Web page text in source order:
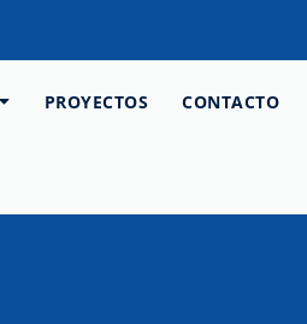
PROYECTOS CONTACTO